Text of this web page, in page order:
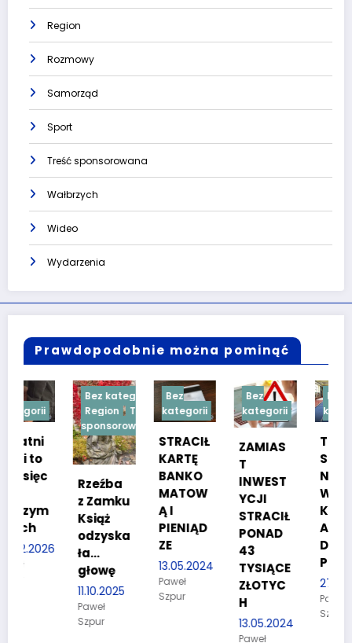
Region
Rozmowy
Samorząd
Sport
Treść sponsorowana
Wałbrzych
Wideo
Wydarzenia
Prawdopodobnie można pominąć
Bez kategorii
Region
Treść
sponsorowana
Rzeźba
z Zamku
Książ
odzyska
ła…
11.10.2025
Bez
kategorii
STRACIŁ
KARTĘ
MATOW
Ą I
PIENIĄD
ZE
13.05.2024
Paweł
Szpur
Bez
kategorii
ZAMIAS
T
INWEST
YCJI
STRACIŁ
PONAD
TYSIĄCE
13.05.2024
Bez
kategorii
TESTY
NOŚCIO
KANDYD
ATÓW
POLICJI
27.03.2024